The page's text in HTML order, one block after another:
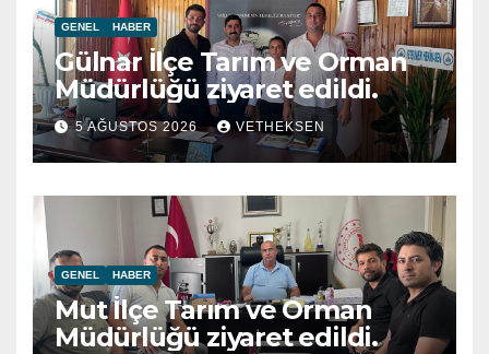
GENEL HABER
Gülnar İlçe Tarım ve Orman
Müdürlüğü ziyaret edildi.
5 AĞUSTOS 2026 VETHEKSEN
GENEL HABER
Mut İlçe Tarım ve Orman
Müdürlüğü ziyaret edildi.